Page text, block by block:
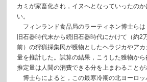
カミが家畜化され，イヌへとなっていったの
い。
フィンランド食品局のラーティネン博士らは
旧石器時代末から続旧石器時代にかけて（約
前）の狩猟採集民が獲物としたヘラジカやア
量を推計した。試算の結果，こうした獲物か
推定量は人間の消費できる分を上まわることが
博士らによると，この最寒冷期の北ヨーロ